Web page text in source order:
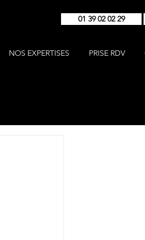
01 39 02 02 29
NOS EXPERTISES PRISE RDV